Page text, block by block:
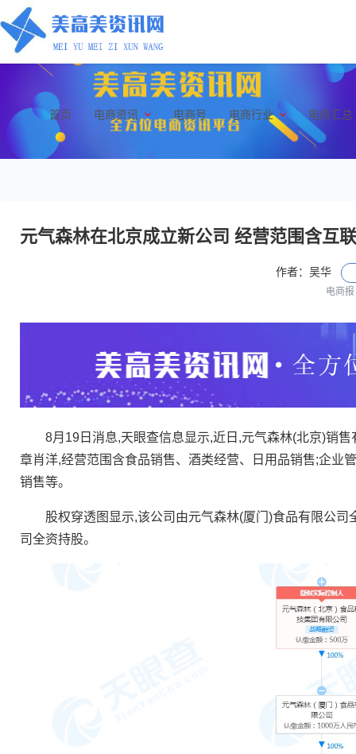
首页 电商资讯 电商号 电商行业 电商汇总
元气森林在北京成立新公司 经营范围含互
作者：吴华
电商报
8月19日消息,天眼查信息显示,近日,元气森林(北京)销售
章肖洋,经营范围含食品销售、酒类经营、日用品销售;企业
销售等。
股权穿透图显示,该公司由元气森林(厦门)食品有限公司
司全资持股。